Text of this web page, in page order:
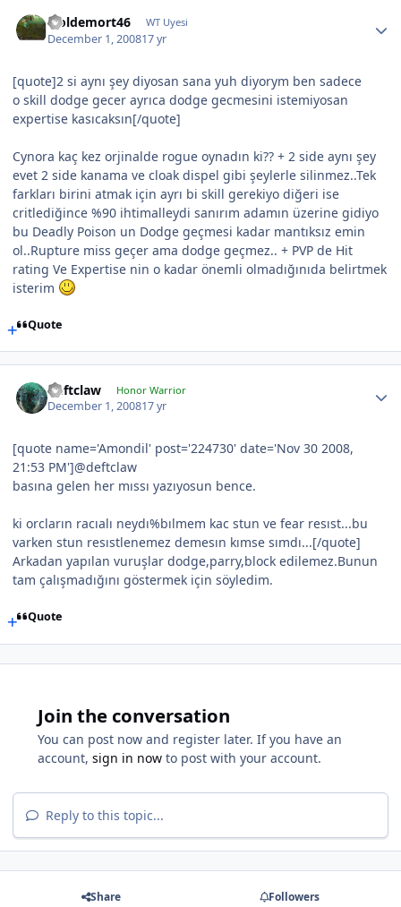
woldemort46 WT Uyesi
December 1, 200817 yr
[quote]2 si aynı şey diyosan sana yuh diyorym ben sadece
o skill dodge gecer ayrıca dodge gecmesini istemiyosan
expertise kasıcaksın[/quote]
Cynora kaç kez orjinalde rogue oynadın ki?? + 2 side aynı şey
evet 2 side kanama ve cloak dispel gibi şeylerle silinmez..Tek
farkları birini atmak için ayrı bi skill gerekiyo diğeri ise
critlediğince %90 ihtimalleydi sanırım adamın üzerine gidiyo
bu Deadly Poison un Dodge geçmesi kadar mantıksız emin
ol..Rupture miss geçer ama dodge geçmez.. + PVP de Hit
rating Ve Expertise nin o kadar önemli olmadığınıda belirtmek
isterim
Quote
Deftclaw Honor Warrior
December 1, 200817 yr
[quote name='Amondil' post='224730' date='Nov 30 2008,
21:53 PM']@deftclaw
basına gelen her mıssı yazıyosun bence.
ki orcların racıalı neydı%bılmem kac stun ve fear resıst...bu
varken stun resıstlenemez demesın kımse sımdı...[/quote]
Arkadan yapılan vuruşlar dodge,parry,block edilemez.Bunun
tam çalışmadığını göstermek için söyledim.
Quote
Join the conversation
You can post now and register later. If you have an
account, sign in now to post with your account.
Reply to this topic...
Share Followers